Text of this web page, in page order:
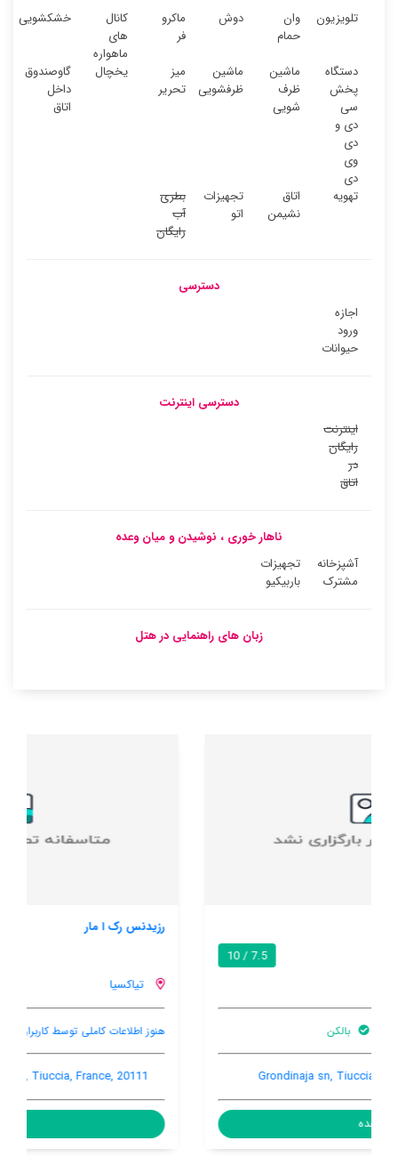
تلویزیون
وان
حمام
دوش
ماکرو
فر
کانال
های
ماهواره
خشکشویی
دستگاه
پخش
سی
دی و
دی
وی
دی
ماشین
ظرف
شویی
ماشین
ظرفشویی
میز
تحریر
یخچال
گاوصندوق
داخل
اتاق
تهویه
اتاق
نشیمن
تجهیزات
اتو
بطری
آب
رایگان
دسترسی
اجازه
ورود
حیوانات
دسترسی اینترنت
اینترنت
رایگان
در
اتاق
ناهار خوری ، نوشیدن و میان وعده
آشپزخانه
مشترک
تجهیزات
باربیکیو
زبان های راهنمایی در هتل
هنوز اطلاعات کاملی توسط کاربران اعلام نشده است
Residence Roc E Mare, Tiuccia, Tiuccia, France, 20111